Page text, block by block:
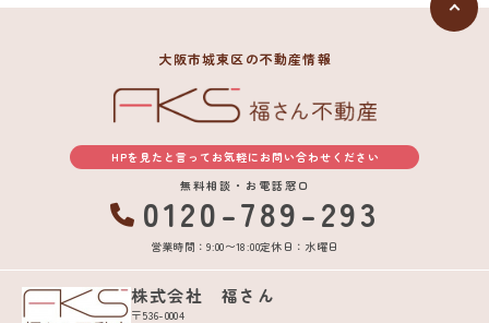
大阪市城東区の不動産情報
HPを見たと言ってお気軽にお問い合わせください
無料相談・お電話窓口
0120-789-293
営業時間：9:00〜18:00定休日：水曜日
株式会社 福さん
〒536-0004